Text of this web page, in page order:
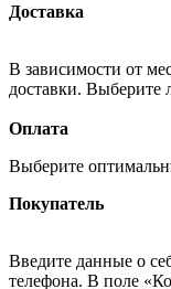
Доставка
В зависимости от
доставки. Выберите
Оплата
Выберите
Покупатель
Введите данные о
телефона. В поле